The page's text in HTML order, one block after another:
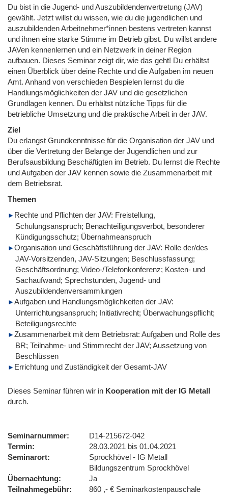
Du bist in die Jugend- und Auszubildendenvertretung (JAV)
gewählt. Jetzt willst du wissen, wie du die jugendlichen und
auszubildenden Arbeitnehmer*innen bestens vertreten kannst
und ihnen eine starke Stimme im Betrieb gibst. Du willst andere
JAVen kennenlernen und ein Netzwerk in deiner Region
aufbauen. Dieses Seminar zeigt dir, wie das geht! Du erhältst
einen Überblick über deine Rechte und die Aufgaben im neuen
Amt. Anhand von verschieden Bespielen lernst du die
Handlungsmöglichkeiten der JAV und die gesetzlichen
Grundlagen kennen. Du erhältst nützliche Tipps für die
betriebliche Umsetzung und die praktische Arbeit in der JAV.
Ziel
Du erlangst Grundkenntnisse für die Organisation der JAV und
über die Vertretung der Belange der Jugendlichen und zur
Berufsausbildung Beschäftigten im Betrieb. Du lernst die Rechte
und Aufgaben der JAV kennen sowie die Zusammenarbeit mit
dem Betriebsrat.
Themen
Rechte und Pflichten der JAV: Freistellung,
Schulungsanspruch; Benachteiligungsverbot, besonderer
Kündigungsschutz; Übernahmeanspruch
Organisation und Geschäftsführung der JAV: Rolle der/des
JAV-Vorsitzenden, JAV-Sitzungen; Beschlussfassung;
Geschäftsordnung; Video-/Telefonkonferenz; Kosten- und
Sachaufwand; Sprechstunden, Jugend- und
Auszubildendenversammlungen
Aufgaben und Handlungsmöglichkeiten der JAV:
Unterrichtungsanspruch; Initiativrecht; Überwachungspflicht;
Beteiligungsrechte
Zusammenarbeit mit dem Betriebsrat: Aufgaben und Rolle des
BR; Teilnahme- und Stimmrecht der JAV; Aussetzung von
Beschlüssen
Errichtung und Zuständigkeit der Gesamt-JAV
Dieses Seminar führen wir in Kooperation mit der IG Metall
durch.
Seminarnummer
D14-215672-042
Termin
28.03.2021 bis 01.04.2021
Seminarort
Sprockhövel - IG Metall
Bildungszentrum Sprockhövel
Übernachtung
Ja
Teilnahmegebühr
860 ,- € Seminarkostenpauschale